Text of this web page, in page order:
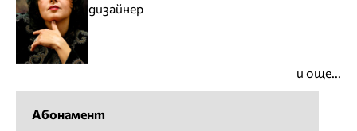
дизайнер
и още...
Абонамент